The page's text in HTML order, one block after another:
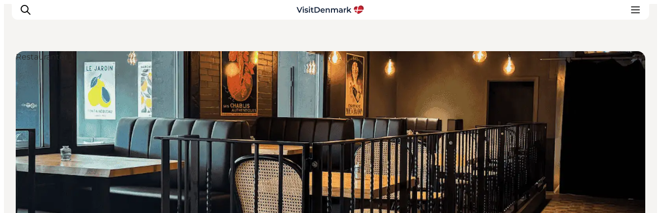
Inspirasjon
Reisemål
Aktiviteter
Overnatting
Planlegg reisen
Restauranter